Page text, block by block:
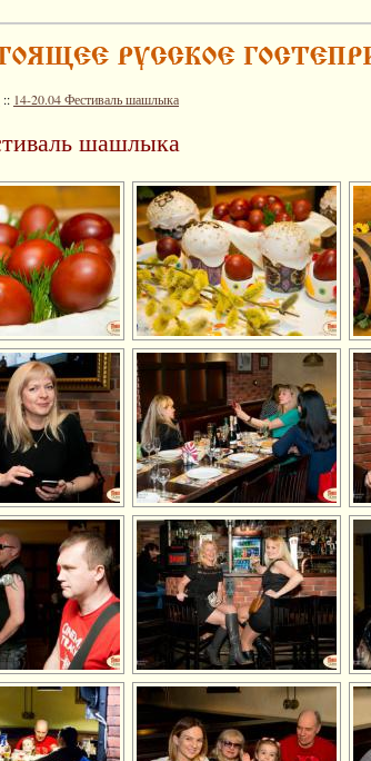
:: 14-20.04 Фестиваль шашлыка
шашлыка